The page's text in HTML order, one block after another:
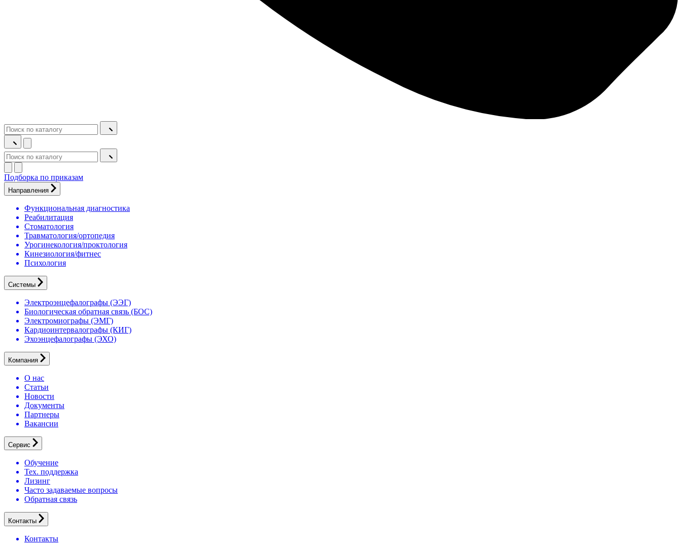
Подборка по приказам
Направления
Функциональная диагностика
Реабилитация
Стоматология
Травматология/ортопедия
Урогинекология/проктология
Кинезиология/фитнес
Психология
Системы
Электроэнцефалографы (ЭЭГ)
Биологическая обратная связь (БОС)
Электромиографы (ЭМГ)
Кардиоинтервалографы (КИГ)
Эхоэнцефалографы (ЭХО)
Компания
О нас
Статьи
Новости
Документы
Партнеры
Вакансии
Сервис
Обучение
Тех. поддержка
Лизинг
Часто задаваемые вопросы
Обратная связь
Контакты
Контакты